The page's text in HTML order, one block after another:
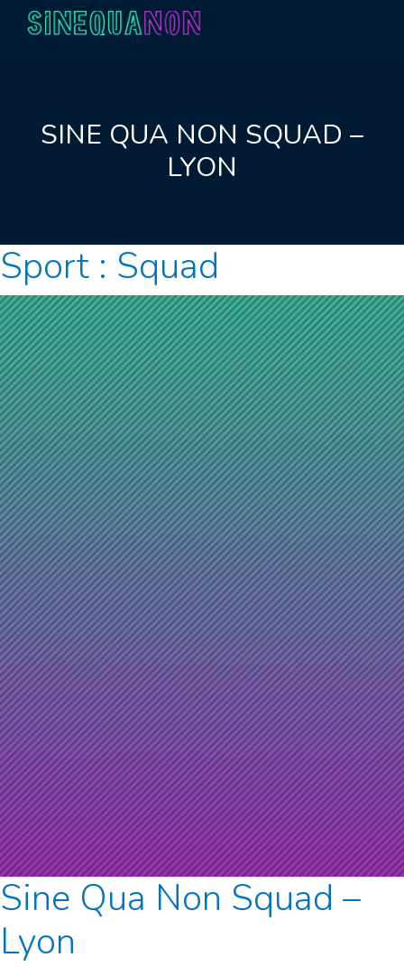
Aller au contenu
SINE QUA NON SQUAD –
LYON
Sport : Squad
Sine Qua Non Squad –
Lyon